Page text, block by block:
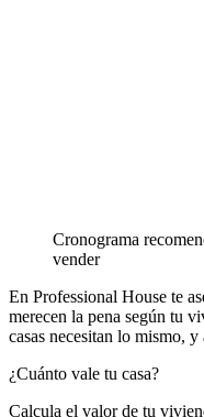
Cronograma
vender
En Professional House te
merecen la pena según tu
casas necesitan lo mismo,
¿Cuánto vale tu casa?
Calcula el valor de tu